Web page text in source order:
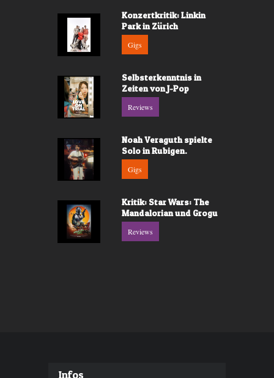
Konzertkritik: Linkin
Park in Zürich
Gigs
Selbsterkenntnis in
Zeiten von J-Pop
Reviews
Noah Veraguth spielte
Solo in Rubigen.
Gigs
Kritik: Star Wars: The
Mandalorian und Grogu
Reviews
Infos